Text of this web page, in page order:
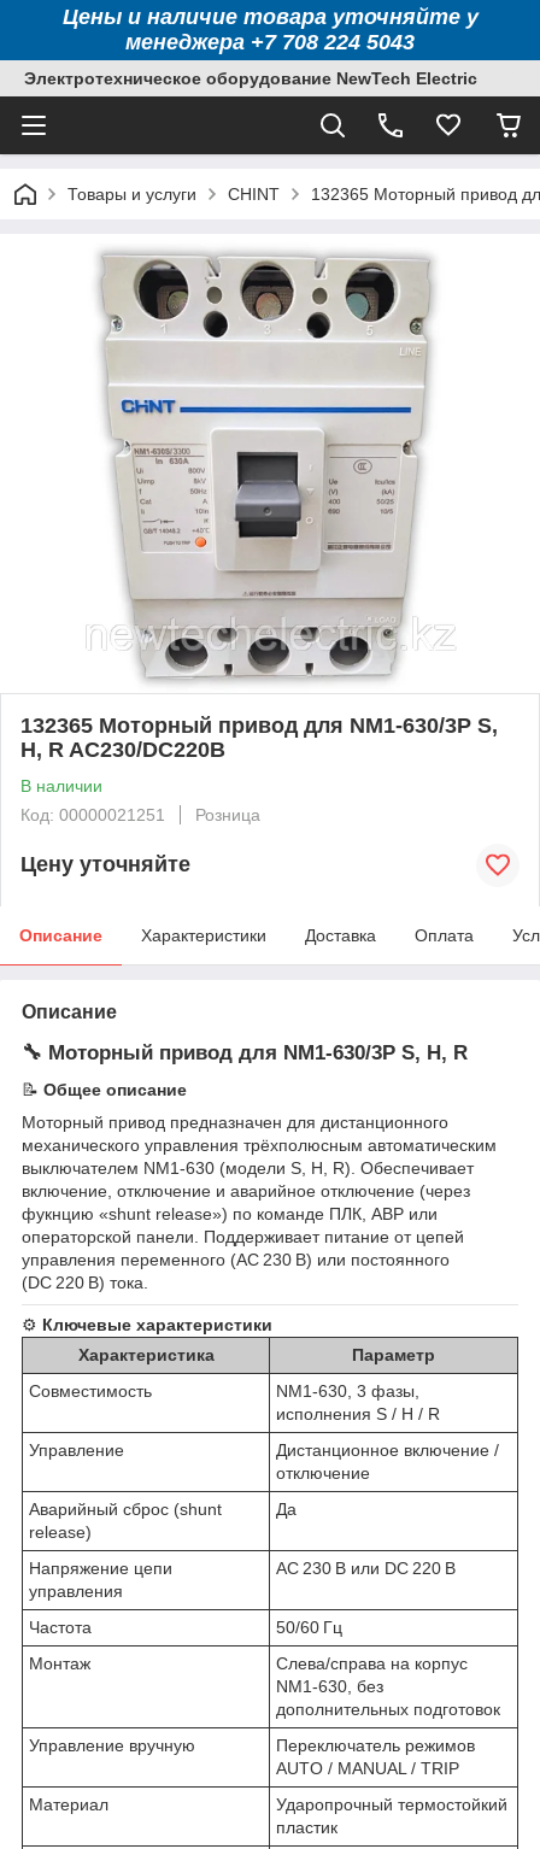
Цены и наличие товара уточняйте у
менеджера +7 708 224 5043
Электротехническое оборудование NewTech Electric
Товары и услуги CHINT 132365 Моторный привод
132365 Моторный привод для NM1-630/3P S,
H, R AC230/DC220В
В наличии
Код: 00000021251
Розница
Цену уточняйте
Описание Характеристики Доставка Оплата
Описание
🔧 Моторный привод для NM1‑630/3P S, H, R
📝 Общее описание
Моторный привод предназначен для дистанционного
механического управления трёхполюсным автоматическим
выключателем NM1-630 (модели S, H, R). Обеспечивает
включение, отключение и аварийное отключение (через
фукнцию «shunt release») по команде ПЛК, АВР или
операторской панели. Поддерживает питание от цепей
управления переменного (AC 230 В) или постоянного
(DC 220 В) тока.
⚙️ Ключевые характеристики
Характеристика
Параметр
Совместимость
NM1‑630, 3 фазы,
исполнения S / H / R
Управление
Дистанционное включение /
отключение
Аварийный сброс (shunt
release)
Да
Напряжение цепи
управления
AC 230 В или DC 220 В
Частота
50/60 Гц
Монтаж
Слева/справа на корпус
NM1‑630, без
дополнительных подготовок
Управление вручную
Переключатель режимов
AUTO / MANUAL / TRIP
Материал
Ударопрочный термостойкий
пластик